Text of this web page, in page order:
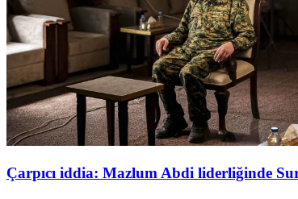
Çarpıcı iddia: Mazlum Abdi liderliğinde